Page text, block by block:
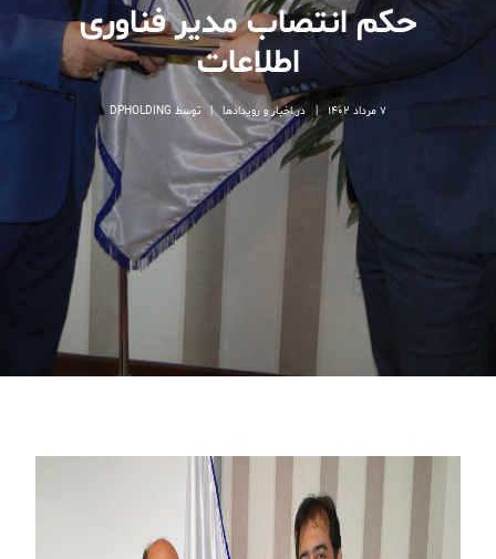
حکم انتصاب مدیر فناوری
اطلاعات
7 مرداد 1402 دراخبار و رویدادها | توسط DPHOLDING